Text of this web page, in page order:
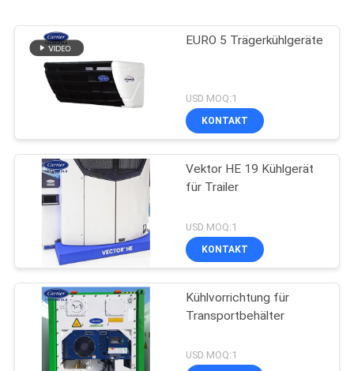
EURO 5 Trägerkühlgeräte
USD MOQ:1
KONTAKT
Vektor HE 19 Kühlgerät
für Trailer
USD MOQ:1
KONTAKT
Kühlvorrichtung für
Transportbehälter
USD MOQ:1